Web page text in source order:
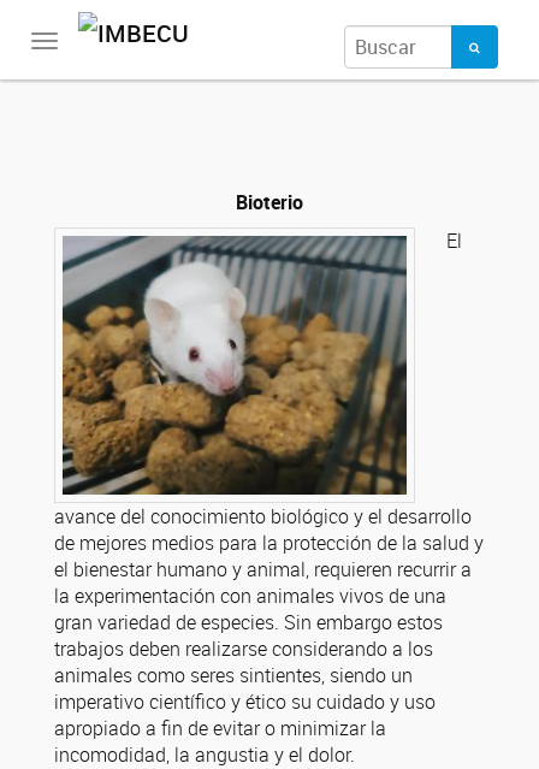
Toggle
Bioterio
El
avance del conocimiento biológico y el desarrollo
de mejores medios para la protección de la salud y
el bienestar humano y animal, requieren recurrir a
la experimentación con animales vivos de una
gran variedad de especies. Sin embargo estos
trabajos deben realizarse considerando a los
animales como seres sintientes, siendo un
imperativo científico y ético su cuidado y uso
apropiado a fin de evitar o minimizar la
incomodidad, la angustia y el dolor.